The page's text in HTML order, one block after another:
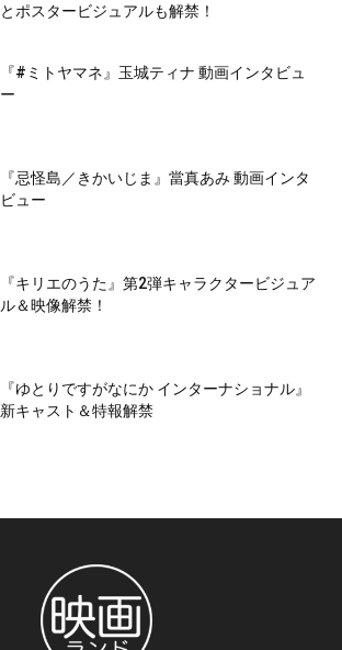
とポスタービジュアルも解禁！
『#ミトヤマネ』玉城ティナ 動画インタビュ
ー
『忌怪島／きかいじま』當真あみ 動画インタ
ビュー
『キリエのうた』第2弾キャラクタービジュア
ル＆映像解禁！
『ゆとりですがなにか インターナショナル』
新キャスト＆特報解禁